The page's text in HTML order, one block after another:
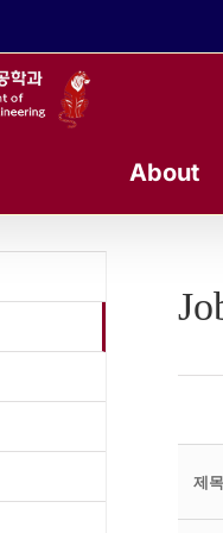
About
제목